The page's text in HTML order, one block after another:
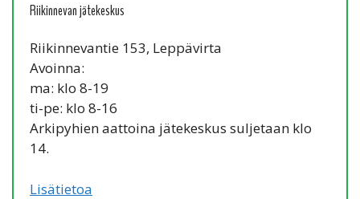
Riikinnevan jätekeskus
Riikinnevantie 153, Leppävirta
Avoinna:
ma: klo 8-19
ti-pe: klo 8-16
Arkipyhien aattoina jätekeskus suljetaan klo
14.
Lisätietoa